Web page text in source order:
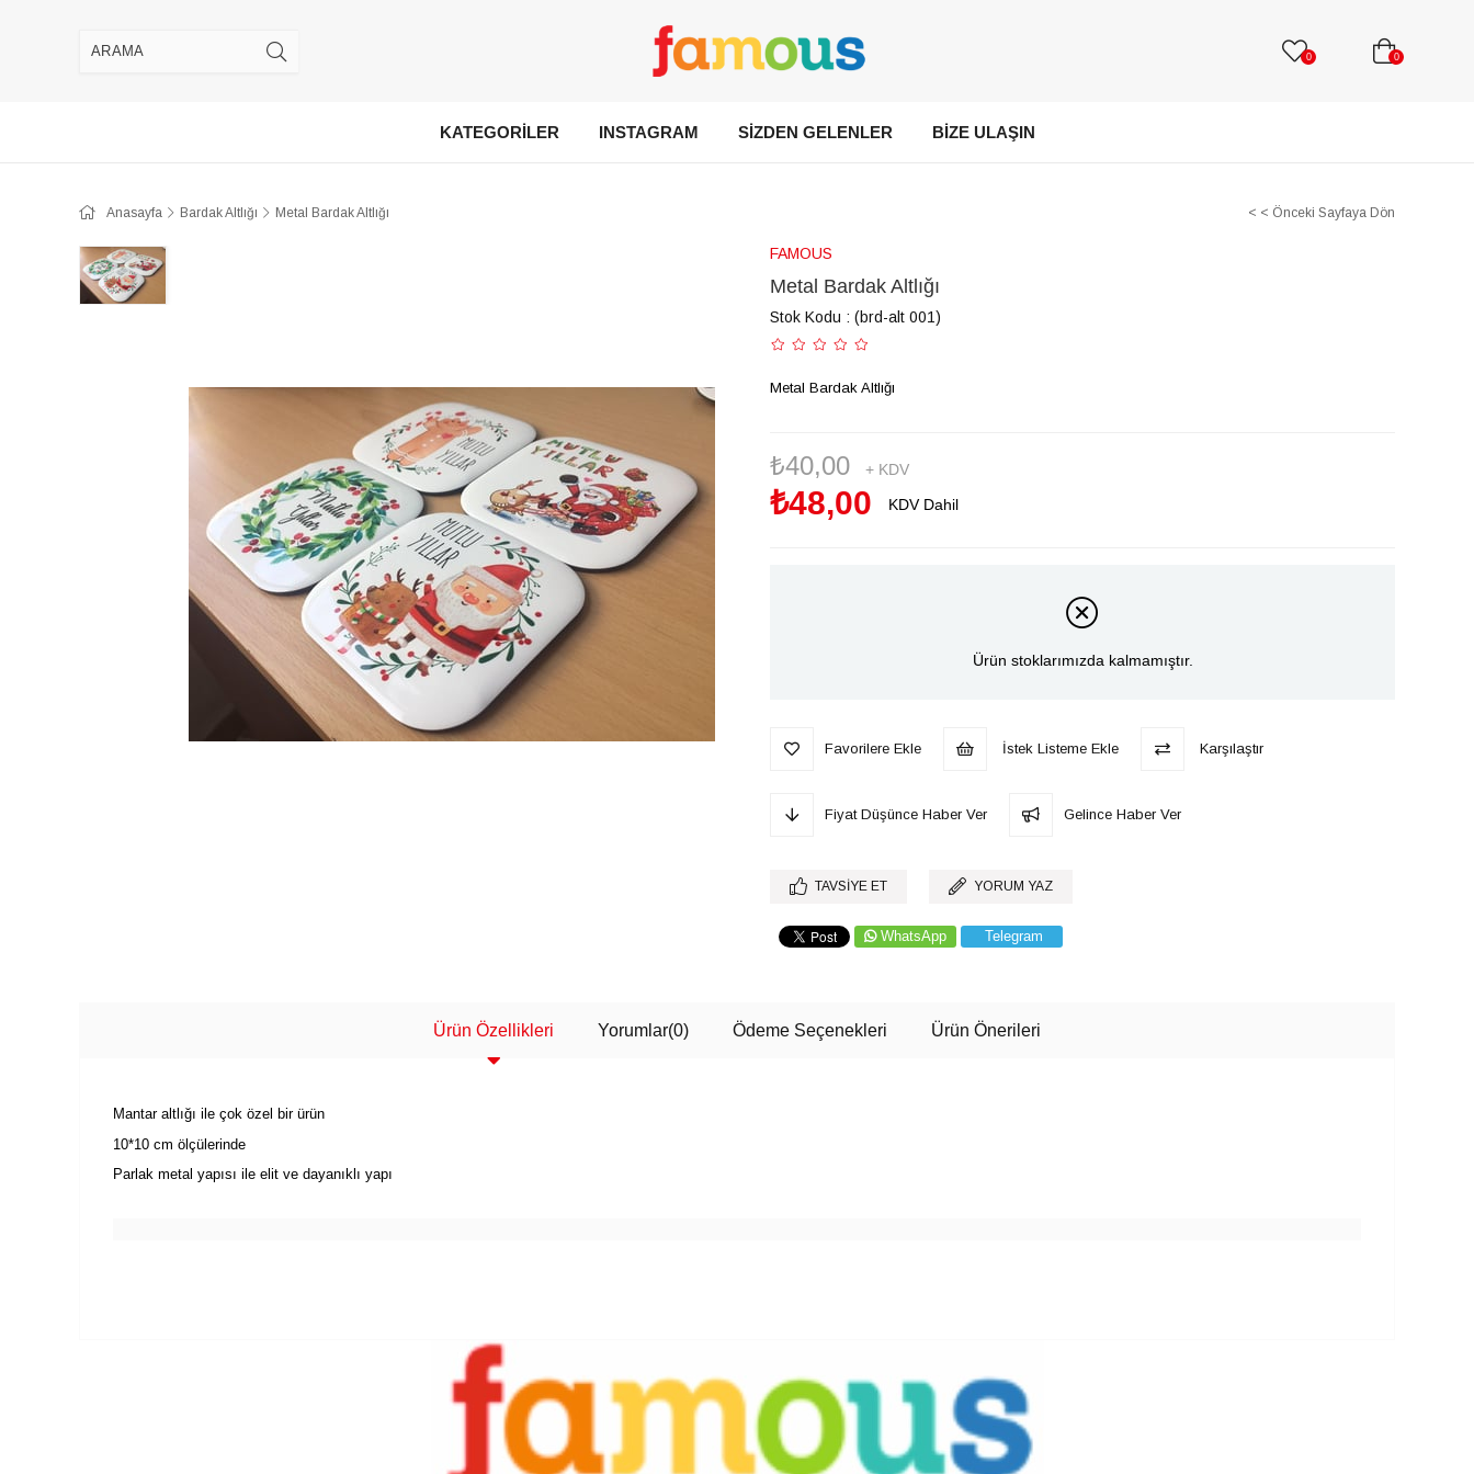
0 0
KATEGORİLER INSTAGRAM SİZDEN GELENLER BİZE ULAŞIN
Anasayfa Bardak Altlığı Metal Bardak Altlığı < < Önceki Sayfaya Dön
FAMOUS
Metal Bardak Altlığı
Stok Kodu (brd-alt 001)
Metal Bardak Altlığı
₺40,00
+ KDV
KDV Dahil
₺48,00
Ürün stoklarımızda kalmamıştır.
Favorilere Ekle İstek Listeme Ekle Karşılaştır
Fiyat Düşünce Haber Ver Gelince Haber Ver
TAVSIYE ET YORUM YAZ
WhatsApp Telegram
Ürün Özellikleri Yorumlar(0) Ödeme Seçenekleri Ürün Önerileri
Mantar altlığı ile çok özel bir ürün
10*10 cm ölçülerinde
Parlak metal yapısı ile elit ve dayanıklı yapı